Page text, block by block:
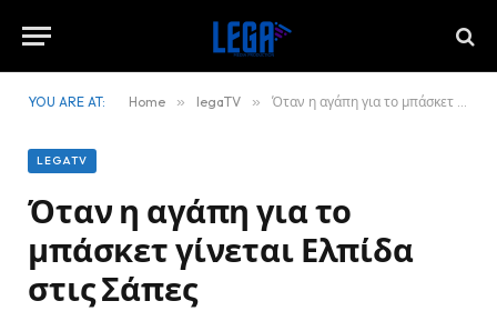
YOU ARE AT: Home » legaTV » Όταν η αγάπη για το μπάσκετ γίνεται Ελπίδα στις Σάπες
LEGATV
Όταν η αγάπη για το
μπάσκετ γίνεται Ελπίδα
στις Σάπες